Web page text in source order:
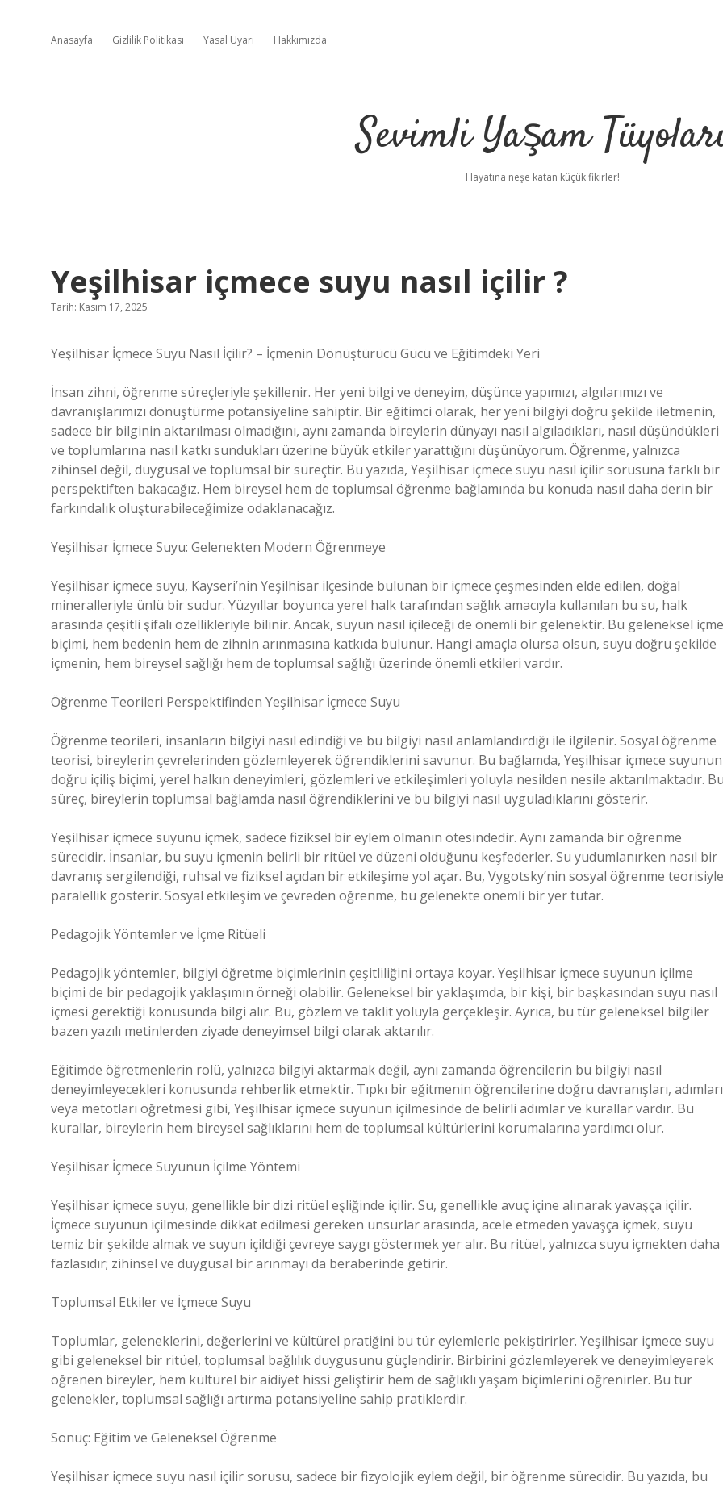
Anasayfa Gizlilik Politikası Yasal Uyarı Hakkımızda
Sevimli Yaşam
Hayatına neşe katan küçük fikirler!
Yeşilhisar içmece suyu nasıl içilir ?
Tarih: Kasım 17, 2025
Yeşilhisar İçmece Suyu Nasıl İçilir? – İçmenin Dönüştürücü Gücü ve Eğitimdeki Yeri
İnsan zihni, öğrenme süreçleriyle şekillenir. Her yeni bilgi ve deneyim, düşünce yapımızı, algılarımızı ve
davranışlarımızı dönüştürme potansiyeline sahiptir. Bir eğitimci olarak, her yeni bilgiyi doğru şekilde iletmenin,
sadece bir bilginin aktarılması olmadığını, aynı zamanda bireylerin dünyayı nasıl algıladıkları, nasıl düşündükleri
ve toplumlarına nasıl katkı sundukları üzerine büyük etkiler yarattığını düşünüyorum. Öğrenme, yalnızca
zihinsel değil, duygusal ve toplumsal bir süreçtir. Bu yazıda, Yeşilhisar içmece suyu nasıl içilir sorusuna farklı bir
perspektiften bakacağız. Hem bireysel hem de toplumsal öğrenme bağlamında bu konuda nasıl daha derin bir
farkındalık oluşturabileceğimize odaklanacağız.
Yeşilhisar İçmece Suyu: Gelenekten Modern Öğrenmeye
Yeşilhisar içmece suyu, Kayseri’nin Yeşilhisar ilçesinde bulunan bir içmece çeşmesinden elde edilen, doğal
mineralleriyle ünlü bir sudur. Yüzyıllar boyunca yerel halk tarafından sağlık amacıyla kullanılan bu su, halk
arasında çeşitli şifalı özellikleriyle bilinir. Ancak, suyun nasıl içileceği de önemli bir gelenektir. Bu geleneksel içme
biçimi, hem bedenin hem de zihnin arınmasına katkıda bulunur. Hangi amaçla olursa olsun, suyu doğru şekilde
içmenin, hem bireysel sağlığı hem de toplumsal sağlığı üzerinde önemli etkileri vardır.
Öğrenme Teorileri Perspektifinden Yeşilhisar İçmece Suyu
Öğrenme teorileri, insanların bilgiyi nasıl edindiği ve bu bilgiyi nasıl anlamlandırdığı ile ilgilenir. Sosyal öğrenme
teorisi, bireylerin çevrelerinden gözlemleyerek öğrendiklerini savunur. Bu bağlamda, Yeşilhisar içmece suyunun
doğru içiliş biçimi, yerel halkın deneyimleri, gözlemleri ve etkileşimleri yoluyla nesilden nesile aktarılmaktadır.
süreç, bireylerin toplumsal bağlamda nasıl öğrendiklerini ve bu bilgiyi nasıl uyguladıklarını gösterir.
Yeşilhisar içmece suyunu içmek, sadece fiziksel bir eylem olmanın ötesindedir. Aynı zamanda bir öğrenme
sürecidir. İnsanlar, bu suyu içmenin belirli bir ritüel ve düzeni olduğunu keşfederler. Su yudumlanırken nasıl bir
davranış sergilendiği, ruhsal ve fiziksel açıdan bir etkileşime yol açar. Bu, Vygotsky’nin sosyal öğrenme teorisiyle
paralellik gösterir. Sosyal etkileşim ve çevreden öğrenme, bu gelenekte önemli bir yer tutar.
Pedagojik Yöntemler ve İçme Ritüeli
Pedagojik yöntemler, bilgiyi öğretme biçimlerinin çeşitliliğini ortaya koyar. Yeşilhisar içmece suyunun içilme
biçimi de bir pedagojik yaklaşımın örneği olabilir. Geleneksel bir yaklaşımda, bir kişi, bir başkasından suyu nasıl
içmesi gerektiği konusunda bilgi alır. Bu, gözlem ve taklit yoluyla gerçekleşir. Ayrıca, bu tür geleneksel bilgiler
bazen yazılı metinlerden ziyade deneyimsel bilgi olarak aktarılır.
Eğitimde öğretmenlerin rolü, yalnızca bilgiyi aktarmak değil, aynı zamanda öğrencilerin bu bilgiyi nasıl
deneyimleyecekleri konusunda rehberlik etmektir. Tıpkı bir eğitmenin öğrencilerine doğru davranışları, adımları
veya metotları öğretmesi gibi, Yeşilhisar içmece suyunun içilmesinde de belirli adımlar ve kurallar vardır. Bu
kurallar, bireylerin hem bireysel sağlıklarını hem de toplumsal kültürlerini korumalarına yardımcı olur.
Yeşilhisar İçmece Suyunun İçilme Yöntemi
Yeşilhisar içmece suyu, genellikle bir dizi ritüel eşliğinde içilir. Su, genellikle avuç içine alınarak yavaşça içilir.
İçmece suyunun içilmesinde dikkat edilmesi gereken unsurlar arasında, acele etmeden yavaşça içmek, suyu
temiz bir şekilde almak ve suyun içildiği çevreye saygı göstermek yer alır. Bu ritüel, yalnızca suyu içmekten daha
fazlasıdır; zihinsel ve duygusal bir arınmayı da beraberinde getirir.
Toplumsal Etkiler ve İçmece Suyu
Toplumlar, geleneklerini, değerlerini ve kültürel pratiğini bu tür eylemlerle pekiştirirler. Yeşilhisar içmece suyu
gibi geleneksel bir ritüel, toplumsal bağlılık duygusunu güçlendirir. Birbirini gözlemleyerek ve deneyimleyerek
öğrenen bireyler, hem kültürel bir aidiyet hissi geliştirir hem de sağlıklı yaşam biçimlerini öğrenirler. Bu tür
gelenekler, toplumsal sağlığı artırma potansiyeline sahip pratiklerdir.
Sonuç: Eğitim ve Geleneksel Öğrenme
Yeşilhisar içmece suyu nasıl içilir sorusu, sadece bir fizyolojik eylem değil, bir öğrenme sürecidir. Bu yazıda, bu